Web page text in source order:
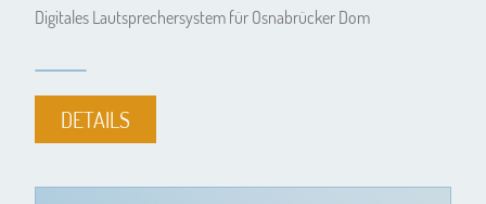
Digitales Lautsprechersystem für Osnabrücker Dom
DETAILS